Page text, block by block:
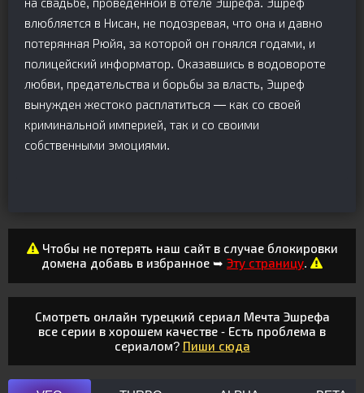
на свадьбе, проведенной в отеле Эшрефа. Эшреф
влюбляется в Нисан, не подозревая, что она и давно
потерянная Рюйя, за которой он гонялся годами, и
полицейский информатор. Оказавшись в водовороте
любви, предательства и борьбы за власть, Эшреф
вынужден жестоко расплатиться — как со своей
криминальной империей, так и со своими
собственными эмоциями.
Чтобы не потерять наш сайт в случае блокировки
домена добавь в избранное ➥ Эту страницу.
Смотреть онлайн турецкий сериал Мечта Эшрефа
все серии в хорошем качестве - Есть проблема в
сериалом? Пиши сюда